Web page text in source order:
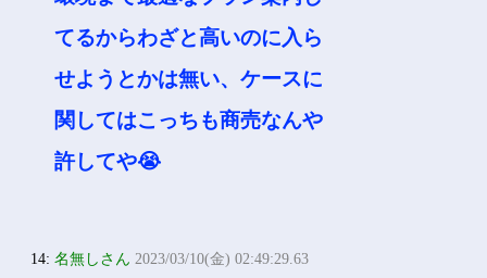
てるからわざと高いのに入ら
せようとかは無い、ケースに
関してはこっちも商売なんや
許してや😭
14:名無しさん 2023/03/10(金) 02:49:29.63